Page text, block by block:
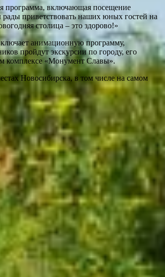
программа, включающая посещение
приветствовать наших юных гостей на
столица – это здорово!»
анимационную программу,
пройдут экскурсии по городу, его
комплексе «Монумент Славы».
Новосибирска, в том числе на самом